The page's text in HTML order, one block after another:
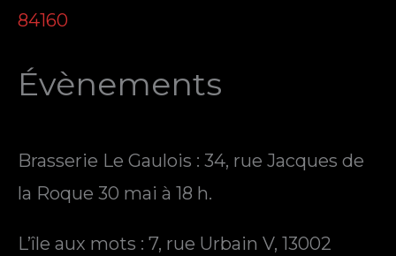
84160
Évènements
Brasserie Le Gaulois : 34, rue Jacques de
la Roque 30 mai à 18 h.
L’île aux mots : 7, rue Urbain V, 13002